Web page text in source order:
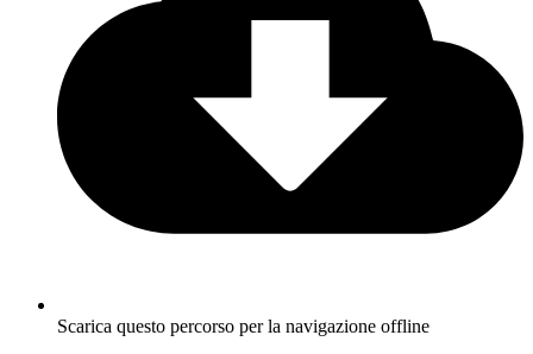
Scarica questo percorso per la navigazione offline